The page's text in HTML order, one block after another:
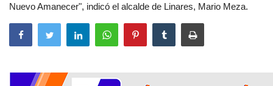
Nuevo Amanecer", indicó el alcalde de Linares, Mario Meza.